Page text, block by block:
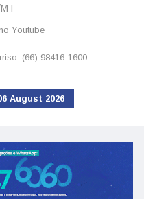
Youtube
(66) 98416-1600
August 2026